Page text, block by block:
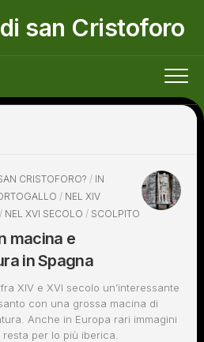
san Cristoforo
CRISTOFORO? / IN
/ NEL XIV
/ NEL XVI SECOLO / SCOLPITO
macina e
in Spagna
XIV e XVI secolo un’interessante
con una grossa macina di
Anche in Europa rari immagini
per lo più iberica.